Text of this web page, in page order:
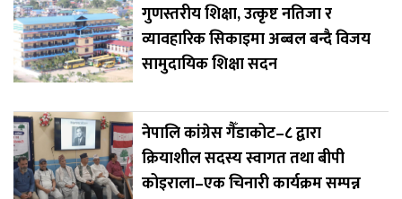
गुणस्तरीय शिक्षा, उत्कृष्ट नतिजा र
व्यावहारिक सिकाइमा अब्बल बन्दै विजय
सामुदायिक शिक्षा सदन
नेपालि कांग्रेस गैँडाकोट–८ द्वारा
क्रियाशील सदस्य स्वागत तथा बीपी
कोइराला–एक चिनारी कार्यक्रम सम्पन्न